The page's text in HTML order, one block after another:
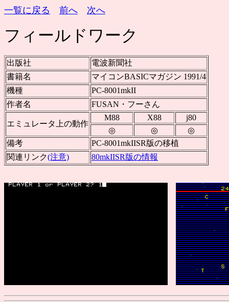
一覧に戻る 前へ 次へ
フィールドワーク
出版社
電波新聞社
書籍名
マイコンBASICマガジン 1991/4
機種
PC-8001mkII
作者名
FUSAN・フーさん
エミュレータ上の動作
M88 X88
j80
◎
◎
◎
備考
PC-8001mkIISR版の移植
関連リンク(注意) 80mkIISR版の情報